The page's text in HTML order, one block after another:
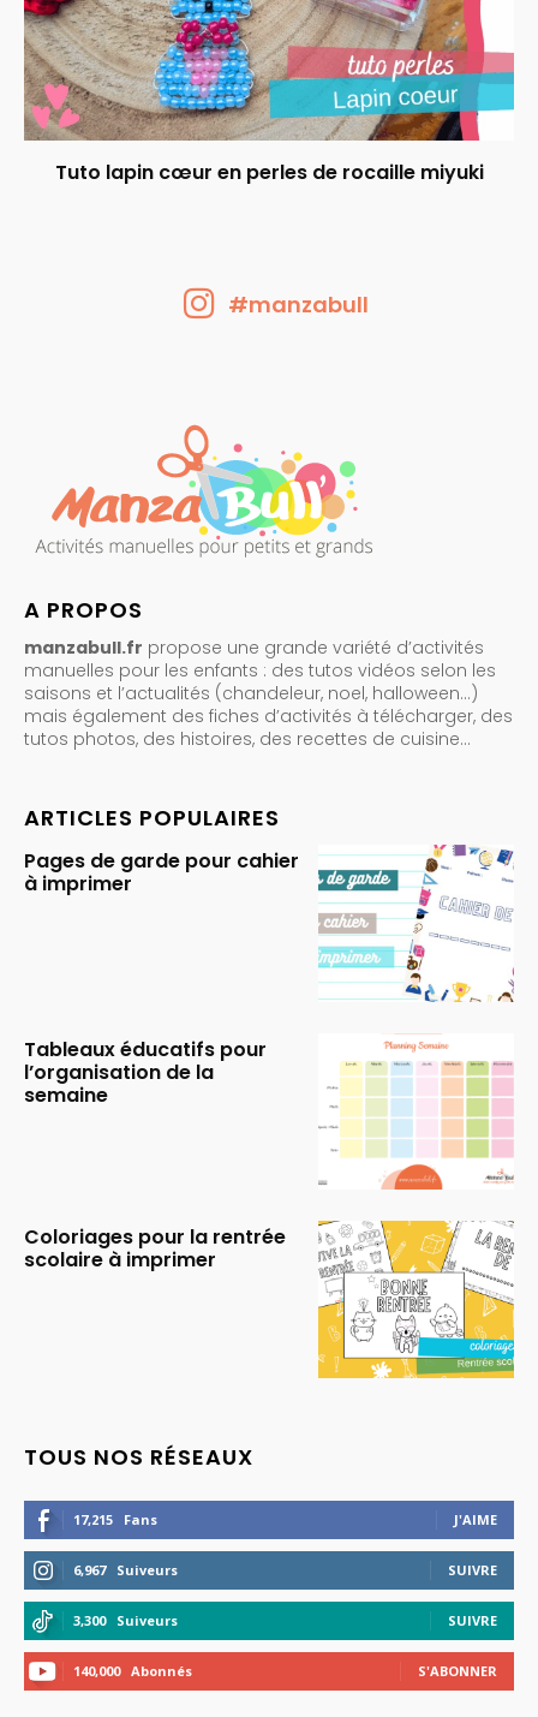
Tuto lapin cœur en perles de rocaille miyuki
#manzabull
A PROPOS
manzabull.fr propose une grande variété d’activités
manuelles pour les enfants : des tutos vidéos selon les
saisons et l’actualités (chandeleur, noel, halloween…)
mais également des fiches d’activités à télécharger, des
tutos photos, des histoires, des recettes de cuisine…
ARTICLES POPULAIRES
Pages de garde pour cahier
à imprimer
Tableaux éducatifs pour
l’organisation de la
semaine
Coloriages pour la rentrée
scolaire à imprimer
TOUS NOS RÉSEAUX
17,215 Fans J'AIME
6,967 Suiveurs SUIVRE
3,300 Suiveurs SUIVRE
140,000 Abonnés S'ABONNER